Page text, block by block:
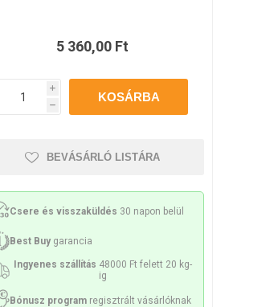
Kenőanyag
Lamart
5 360,00 Ft
i
h
BEVÁSÁRLÓ LISTÁRA
Csere és visszaküldés 30 napon belül
Best Buy garancia
Ingyenes szállítás 48000 Ft felett 20 kg-
ig
Bónusz program regisztrált vásárlóknak